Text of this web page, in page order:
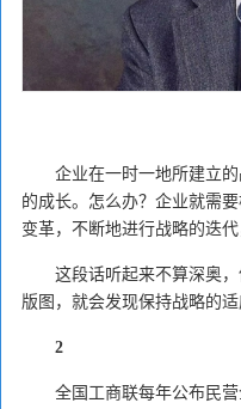
企业在一时一地所建立的
的成长。怎么办？企业就需
变革，不断地进行战略的迭
这段话听起来不算深奥，
版图，就会发现保持战略的
2
全国工商联每年公布民营